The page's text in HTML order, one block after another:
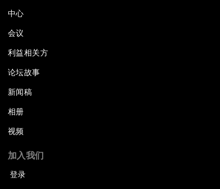
中心
会议
利益相关方
论坛故事
新闻稿
相册
视频
加入我们
登录